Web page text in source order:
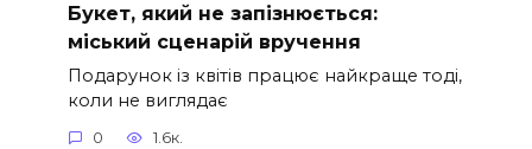
Букет, який не запізнюється:
міський сценарій вручення
Подарунок із квітів працює найкраще тоді,
коли не виглядає
0 1.6к.